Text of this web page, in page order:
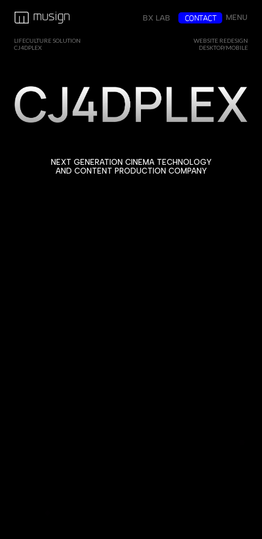
CONTACT MENU
LIFECULTURE SOLUTION
CJ4DPLEX
WEBSITE REDESIGN
DESKTOP/MOBILE
NEXT GENERATION CINEMA TECHNOLOGY
AND CONTENT PRODUCTION COMPANY